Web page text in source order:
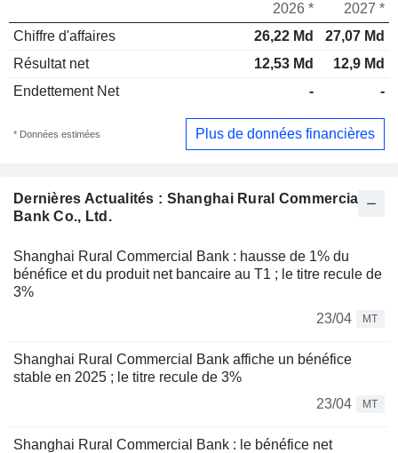
Dernières Actualités : Shanghai Rural Commercial
Bank Co., Ltd.
Shanghai Rural Commercial Bank : hausse de 1% du
bénéfice et du produit net bancaire au T1 ; le titre recule de
3%
23/04
MT
Shanghai Rural Commercial Bank affiche un bénéfice
stable en 2025 ; le titre recule de 3%
23/04
MT
Shanghai Rural Commercial Bank : le bénéfice net
2026 *
2027 *
Chiffre d'affaires
26,22 Md
27,07 Md
Résultat net
12,53 Md
12,9 Md
Endettement Net
- -
* Données estimées Plus de données financières